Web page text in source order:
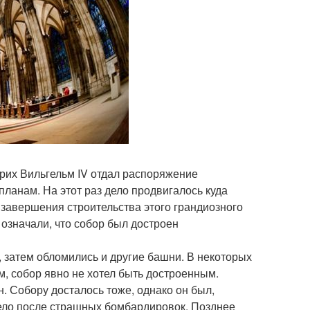
Вильгельм IV отдал распоряжение
На этот раз дело продвигалось куда
строительства этого грандиозного
что собор был достроен
обломились и другие башни. В некоторых
явно не хотел быть достроенным.
Собору досталось тоже, однако он был,
после страшных бомбардировок. Позднее